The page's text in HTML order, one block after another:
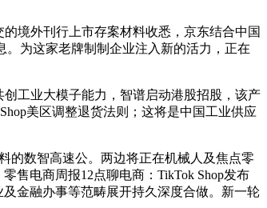
境外刊行上市存案材料收悉，京东结合中国
为这家老牌制制企业注入新的活力，正在
工业大模子能力，智谱启动港股招股，该产
美区调整退货法则；这将是中国工业供应
数智高速公。两边将正在机械人及焦点零
售电商周报12点聊电商：TikTok Shop发布
金融办事等范畴展开持久深度合做。新一轮